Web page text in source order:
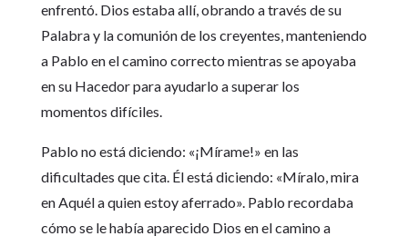
enfrentó. Dios estaba allí, obrando a través de su
Palabra y la comunión de los creyentes, manteniendo
a Pablo en el camino correcto mientras se apoyaba
en su Hacedor para ayudarlo a superar los
momentos difíciles.
Pablo no está diciendo: «¡Mírame!» en las
dificultades que cita. Él está diciendo: «Míralo, mira
en Aquél a quien estoy aferrado». Pablo recordaba
cómo se le había aparecido Dios en el camino a